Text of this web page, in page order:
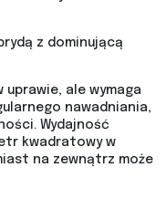
z dominującą
uprawie, ale wymaga
nawadniania,
Wydajność
kwadratowy w
na zewnątrz może